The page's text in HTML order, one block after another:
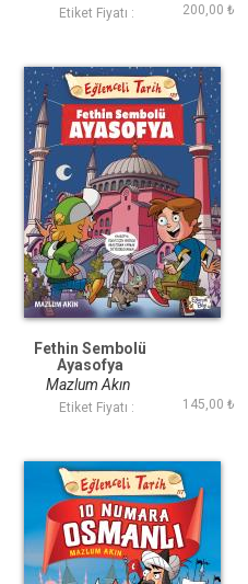
Etiket Fiyatı : 200,00 ₺
Fethin Sembolü
Ayasofya
Mazlum Akın
Etiket Fiyatı : 145,00 ₺